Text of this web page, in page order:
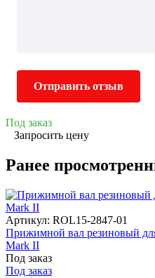
Отправить отзыв
Под заказ
Запросить цену
Ранее
Артикул: ROL15-2847-01
Прижимной вал резиновый
Mark II
Под заказ
Под заказ